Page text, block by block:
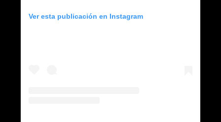
Ver esta publicación en Instagram